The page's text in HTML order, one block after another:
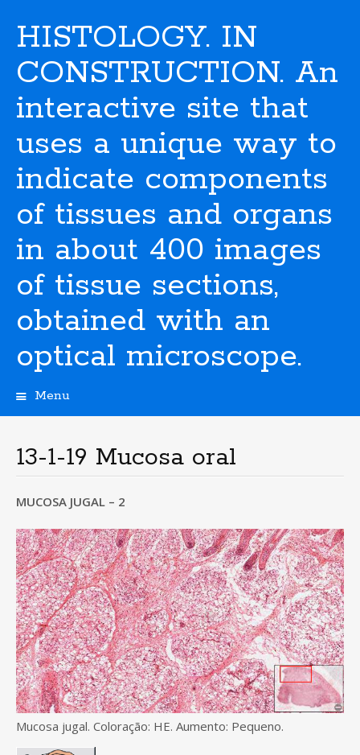
HISTOLOGY. IN
CONSTRUCTION. An
interactive site that
uses a unique way to
indicate components
of tissues and organs
in about 400 images
of tissue sections,
obtained with an
optical microscope.
Menu
p
t
o
o
n
t
e
n
t
13-1-19 Mucosa oral
MUCOSA JUGAL – 2
Mucosa jugal. Coloração: HE. Aumento: Pequeno.